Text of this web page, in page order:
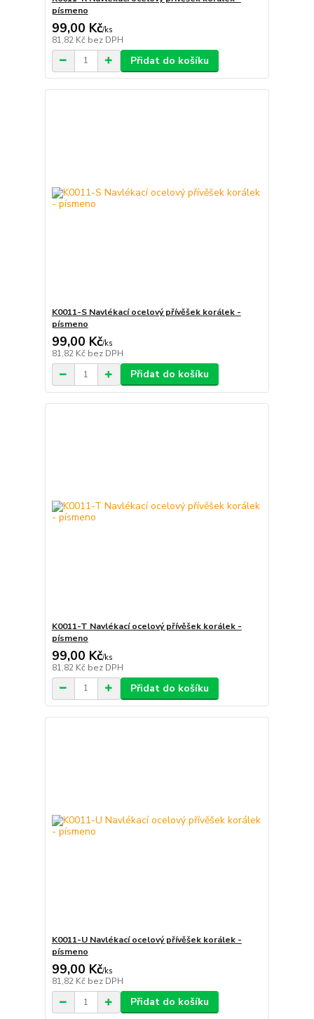
písmeno
99,00 Kč/ks
81,82 Kč bez DPH
Přidat do košíku
K0011-S Navlékací ocelový přívěšek korálek -
písmeno
99,00 Kč/ks
81,82 Kč bez DPH
Přidat do košíku
K0011-T Navlékací ocelový přívěšek korálek -
písmeno
99,00 Kč/ks
81,82 Kč bez DPH
Přidat do košíku
K0011-U Navlékací ocelový přívěšek korálek -
písmeno
99,00 Kč/ks
81,82 Kč bez DPH
Přidat do košíku